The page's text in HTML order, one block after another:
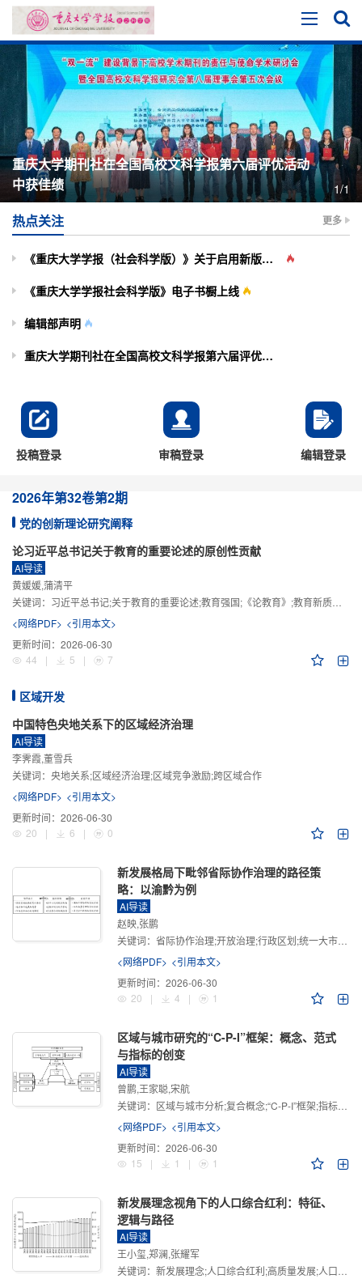
重庆大学期刊社在全国高校文科学报第六届评优活动
中获佳绩
1/1
热点关注 更多
《重庆大学学报（社会科学版）》关于启用新版投审稿系统的通知
《重庆大学学报社会科学版》电子书橱上线
编辑部声明
重庆大学期刊社在全国高校文科学报第六届评优活动中获佳绩
投稿登录 审稿登录 编辑登录
2026年第32卷第2期
党的创新理论研究阐释
论习近平总书记关于教育的重要论述的原创性贡献
AI导读
黄媛媛,蒲清平
关键词： 习近平总书记;关于教育的重要论述;教育强国;《论教育》;教育新质生产力;教育人工智能
<网络PDF> <引用本文>
更新时间： 2026-06-30
44
| 5 | 7
区域开发
中国特色央地关系下的区域经济治理
AI导读
李霁霞,董雪兵
关键词： 央地关系;区域经济治理;区域竞争激励;跨区域合作
<网络PDF> <引用本文>
更新时间： 2026-06-30
20
| 6 | 0
新发展格局下毗邻省际协作治理的路径策
略：以渝黔为例
AI导读
赵映,张鹏
关键词： 省际协作治理;开放治理;行政区划;统一大市场;新发展格局
<网络PDF> <引用本文>
更新时间： 2026-06-30
20
| 4 | 1
区域与城市研究的“C-P-I”框架：概念、范式
与指标的创变
AI导读
曾鹏,王家聪,宋航
关键词： 区域与城市分析;复合概念;“C-P-I”框架;指标体系
<网络PDF> <引用本文>
更新时间： 2026-06-30
15
| 1 | 1
新发展理念视角下的人口综合红利：特征、
逻辑与路径
AI导读
王小玺,郑澜,张耀军
关键词： 新发展理念;人口综合红利;高质量发展;人口政策;中国式现代化